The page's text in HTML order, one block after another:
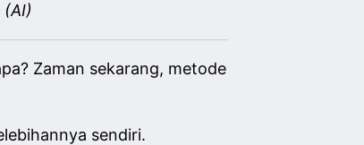
Zaman sekarang, metode
sendiri.